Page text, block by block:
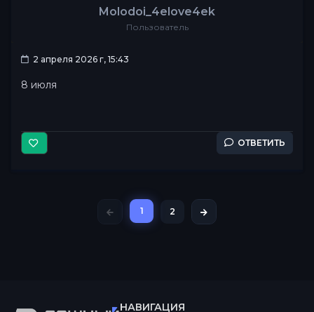
Molodoi_4elove4ek
Пользователь
2 апреля 2026 г, 15:43
8 июля
ОТВЕТИТЬ
1 2
НАВИГАЦИЯ